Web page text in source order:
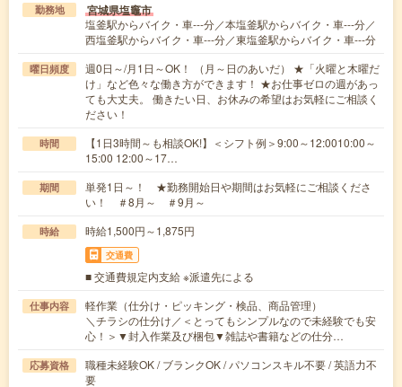
勤務地 宮城県塩竈市
塩釜駅からバイク・車---分／本塩釜駅からバイク・車---分／
西塩釜駅からバイク・車---分／東塩釜駅からバイク・車---分
曜日頻度
週0日～/月1日～OK！ （月～日のあいだ） ★「火曜と木曜だ
け」など色々な働き方ができます！ ★お仕事ゼロの週があっ
ても大丈夫。 働きたい日、お休みの希望はお気軽にご相談く
ださい！
時間
【1日3時間～も相談OK!】＜シフト例＞9:00～12:0010:00～
15:00 12:00～17…
期間
単発1日～！ ★勤務開始日や期間はお気軽にご相談くださ
い！ ＃8月～ ＃9月～
時給 時給1,500円～1,875円
交通費
■ 交通費規定内支給 ※派遣先による
仕事内容
軽作業（仕分け・ピッキング・検品、商品管理）
＼チラシの仕分け／＜とってもシンプルなので未経験でも安
心！＞▼封入作業及び梱包▼雑誌や書籍などの仕分…
応募資格
職種未経験OK / ブランクOK / パソコンスキル不要 / 英語力不
要